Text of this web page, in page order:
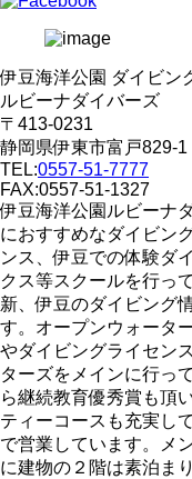
伊豆海洋公園 ダイビン
ルビーナダイバーズ
〒413-0231
静岡県伊東市富戸829-1
TEL:0557-51-7777
FAX:0557-51-1327
伊豆海洋公園ルビーナ
におすすめなダイビン
ンス、伊豆での体験ダ
クス等スクールを行っ
新、伊豆のダイビング
す。オープンウォータ
やダイビングライセン
ターズをメインに行っ
ら継続教育優秀賞も頂
ティーコースも充実し
で営業しています。メ
に建物の２階は素泊ま